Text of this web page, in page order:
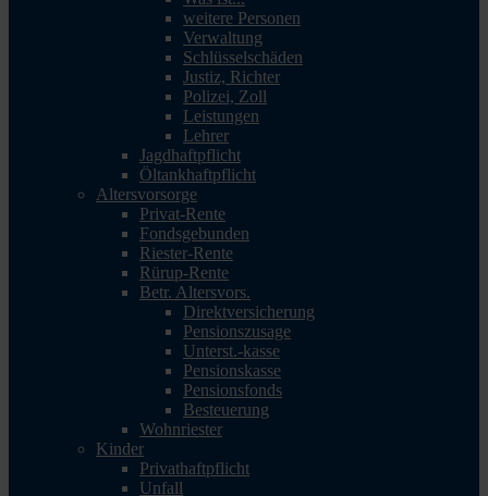
weitere Personen
Verwaltung
Schlüsselschäden
Justiz, Richter
Polizei, Zoll
Leistungen
Lehrer
Jagdhaftpflicht
Öltankhaftpflicht
Altersvorsorge
Privat-Rente
Fondsgebunden
Riester-Rente
Rürup-Rente
Betr. Altersvors.
Direktversicherung
Pensionszusage
Unterst.-kasse
Pensionskasse
Pensionsfonds
Besteuerung
Wohnriester
Kinder
Privathaftpflicht
Unfall